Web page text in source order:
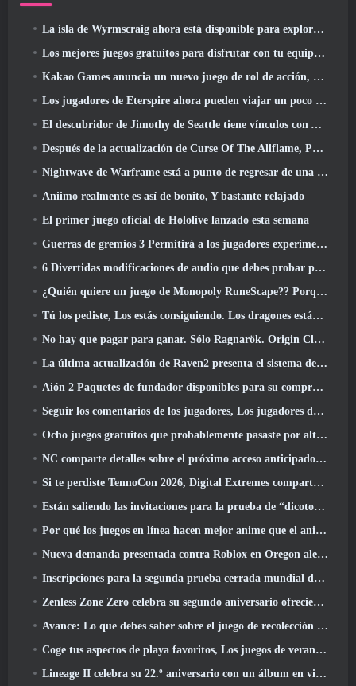
La isla de Wyrmscraig ahora está disponible para explorar en RuneScape de la vieja escuela
Los mejores juegos gratuitos para disfrutar con tu equipo (2026)
Kakao Games anuncia un nuevo juego de rol de acción, doncella guardiana
Los jugadores de Eterspire ahora pueden viajar un poco en el tiempo... como regalo
El descubridor de Jimothy de Seattle tiene vínculos con ArenaNet, Por supuesto que lo agregarán a Guild Wars 2
Después de la actualización de Curse Of The Allflame, Path Of Exile anuncia varios cambios según los comentarios
Nightwave de Warframe está a punto de regresar de una manera impactante
Aniimo realmente es así de bonito, Y bastante relajado
El primer juego oficial de Hololive lanzado esta semana
Guerras de gremios 3 Permitirá a los jugadores experimentar el mundo de Tyria antes de que los dragones ancianos despertaran
6 Divertidas modificaciones de audio que debes probar para Marvel Rivals
¿Quién quiere un juego de Monopoly RuneScape?? Porque uno está en camino
Tú los pediste, Los estás consiguiendo. Los dragones están llegando a Albion Online
No hay que pagar para ganar. Sólo Ragnarök. Origin Classic se lanza en julio 23
La última actualización de Raven2 presenta el sistema de despertar de habilidades, Brindar a los jugadores más formas de mejorar sus habilidades
Aión 2 Paquetes de fundador disponibles para su compra, Completo con cinco días de acceso anticipado
Seguir los comentarios de los jugadores, Los jugadores de League Of Legends Classic no tendrán que pagar por máscaras clásicas
Ocho juegos gratuitos que probablemente pasaste por alto y que forman parte del Train Fest de Steam
NC comparte detalles sobre el próximo acceso anticipado de Aion 2
Si te perdiste TennoCon 2026, Digital Extremes comparte todos los paneles
Están saliendo las invitaciones para la prueba de “dicotomía” de Silver Palace
Por qué los juegos en línea hacen mejor anime que el anime hace juegos
Nueva demanda presentada contra Roblox en Oregon alegando un incidente de preparación infantil
Inscripciones para la segunda prueba cerrada mundial de Global MapleStory Classic
Zenless Zone Zero celebra su segundo aniversario ofreciendo a los jugadores la posibilidad de elegir un agente de rango S gratuito
Avance: Lo que debes saber sobre el juego de recolección de criaturas de HoYoverse, Honkai: Alma de enlace
Coge tus aspectos de playa favoritos, Los juegos de verano han regresado a Overwatch
Lineage II celebra su 22.º aniversario con un álbum en vinilo de edición coleccionista